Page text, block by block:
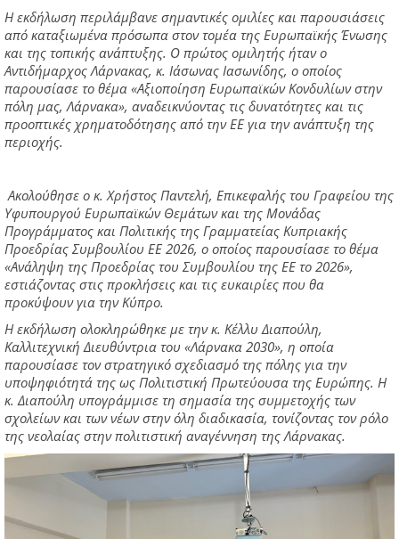
Η εκδήλωση περιλάμβανε σημαντικές ομιλίες και παρουσιάσεις
από καταξιωμένα πρόσωπα στον τομέα της Ευρωπαϊκής Ένωσης
και της τοπικής ανάπτυξης. Ο πρώτος ομιλητής ήταν ο
Αντιδήμαρχος Λάρνακας, κ. Ιάσωνας Ιασωνίδης, ο οποίος
παρουσίασε το θέμα «Αξιοποίηση Ευρωπαϊκών Κονδυλίων στην
πόλη μας, Λάρνακα», αναδεικνύοντας τις δυνατότητες και τις
προοπτικές χρηματοδότησης από την ΕΕ για την ανάπτυξη της
περιοχής.
Ακολούθησε ο κ. Χρήστος Παντελή, Επικεφαλής του Γραφείου της
Υφυπουργού Ευρωπαϊκών Θεμάτων και της Μονάδας
Προγράμματος και Πολιτικής της Γραμματείας Κυπριακής
Προεδρίας Συμβουλίου ΕΕ 2026, ο οποίος παρουσίασε το θέμα
«Ανάληψη της Προεδρίας του Συμβουλίου της ΕΕ το 2026»,
εστιάζοντας στις προκλήσεις και τις ευκαιρίες που θα
προκύψουν για την Κύπρο.
Η εκδήλωση ολοκληρώθηκε με την κ. Κέλλυ Διαπούλη,
Καλλιτεχνική Διευθύντρια του «Λάρνακα 2030», η οποία
παρουσίασε τον στρατηγικό σχεδιασμό της πόλης για την
υποψηφιότητά της ως Πολιτιστική Πρωτεύουσα της Ευρώπης. Η
κ. Διαπούλη υπογράμμισε τη σημασία της συμμετοχής των
σχολείων και των νέων στην όλη διαδικασία, τονίζοντας τον ρόλο
της νεολαίας στην πολιτιστική αναγέννηση της Λάρνακας.